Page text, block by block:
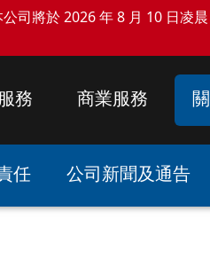
司將於 2026 年 8 月 10 日凌
務 商業服務
任 公司新聞及通告